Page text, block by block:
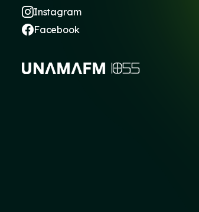
Instagram
Facebook